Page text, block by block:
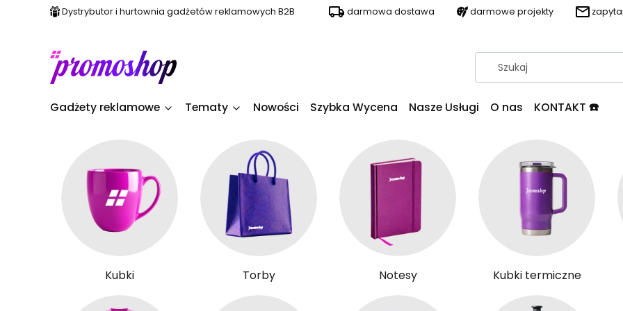
Dystrybutor i hurtownia gadżetów reklamowych B2B darmowa dostawa darmowe projekty
Gadżety reklamowe Tematy Nowości Szybka Wycena Nasze Usługi O nas KONTAKT ☎️
Kubki Torby Notesy Kubki termiczne